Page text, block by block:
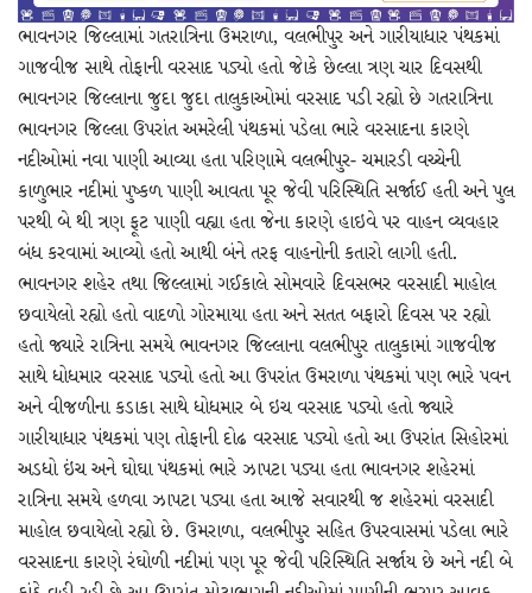
ભાવનગર જિલ્લામાં ગતરાત્રિના ઉમરાળા, વલભીપુર અને ગારીયાધાર પંથકમાં
ગાજવીજ સાથે તોફાની વરસાદ પડ્યો હતો જાેકે છેલ્લા ત્રણ ચાર દિવસથી
ભાવનગર જિલ્લાના જુદા જુદા તાલુકાઓમાં વરસાદ પડી રહ્યો છે ગતરાત્રિના
ભાવનગર જિલ્લા ઉપરાંત અમરેલી પંથકમાં પડેલા ભારે વરસાદના કારણે
નદીઓમાં નવા પાણી આવ્યા હતા પરિણામે વલભીપુર- ચમારડી વચ્ચેની
કાળુભાર નદીમાં પુષ્કળ પાણી આવતા પૂર જેવી પરિસ્થિતિ સર્જાઈ હતી અને પુલ
પરથી બે થી ત્રણ ફૂટ પાણી વહ્યા હતા જેના કારણે હાઇવે પર વાહન વ્યવહાર
બંધ કરવામાં આવ્યો હતો આથી બંને તરફ વાહનોની કતારો લાગી હતી.
ભાવનગર શહેર તથા જિલ્લામાં ગઈકાલે સોમવારે દિવસભર વરસાદી માહોલ
છવાયેલો રહ્યો હતો વાદળો ગોરમાયા હતા અને સતત બફારો દિવસ પર રહ્યો
હતો જ્યારે રાત્રિના સમયે ભાવનગર જિલ્લાના વલભીપુર તાલુકામાં ગાજવીજ
સાથે ધોધમાર વરસાદ પડ્યો હતો આ ઉપરાંત ઉમરાળા પંથકમાં પણ ભારે પવન
અને વીજળીના કડાકા સાથે ધોધમાર બે ઇચ વરસાદ પડ્યો હતો જ્યારે
ગારીયાધાર પંથકમાં પણ તોફાની દોઢ વરસાદ પડ્યો હતો આ ઉપરાંત સિહોરમાં
અડધો ઇંચ અને ઘોઘા પંથકમાં ભારે ઝાપટા પડ્યા હતા ભાવનગર શહેરમાં
રાત્રિના સમયે હળવા ઝાપટા પડ્યા હતા આજે સવારથી જ શહેરમાં વરસાદી
માહોલ છવાયેલો રહ્યો છે. ઉમરાળા, વલભીપુર સહિત ઉપરવાસમાં પડેલા ભારે
વરસાદના કારણે રંઘોળી નદીમાં પણ પૂર જેવી પરિસ્થિતિ સર્જાય છે અને નદી બે